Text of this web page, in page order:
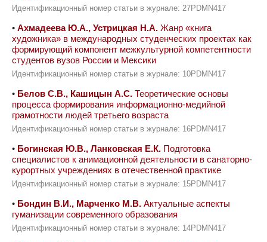
Идентификационный номер статьи в журнале: 27PDMN417
• Ахмадеева Ю.А., Устрицкая Н.А. Жанр «книга
художника» в международных студенческих проектах как
формирующий компонент межкультурной компетентности
студентов вузов России и Мексики
Идентификационный номер статьи в журнале: 10PDMN417
• Белов С.В., Кашицын А.С. Теоретические основы
процесса формирования информационно-медийной
грамотности людей третьего возраста
Идентификационный номер статьи в журнале: 16PDMN417
• Богинская Ю.В., Ланковская Е.К. Подготовка
специалистов к анимационной деятельности в санаторно-
курортных учреждениях в отечественной практике
Идентификационный номер статьи в журнале: 15PDMN417
• Бондин В.И., Марченко М.В. Актуальные аспекты
гуманизации современного образования
Идентификационный номер статьи в журнале: 14PDMN417